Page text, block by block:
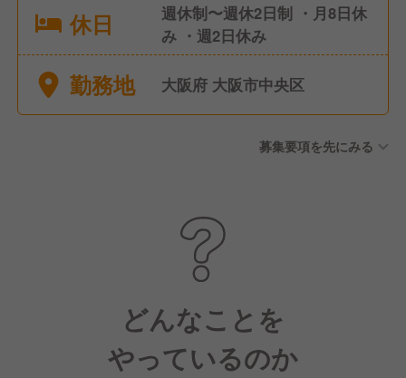
休日
週休制〜週休2日制 ・月8日休
み ・週2日休み
勤務地 大阪府 大阪市中央区
募集要項を先にみる
どんなことを
やっているのか